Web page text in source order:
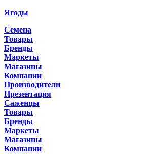
Ягоды
Семена
Товары
Бренды
Маркеты
Магазины
Компании
Производители
Презентация
Саженцы
Товары
Бренды
Маркеты
Магазины
Компании